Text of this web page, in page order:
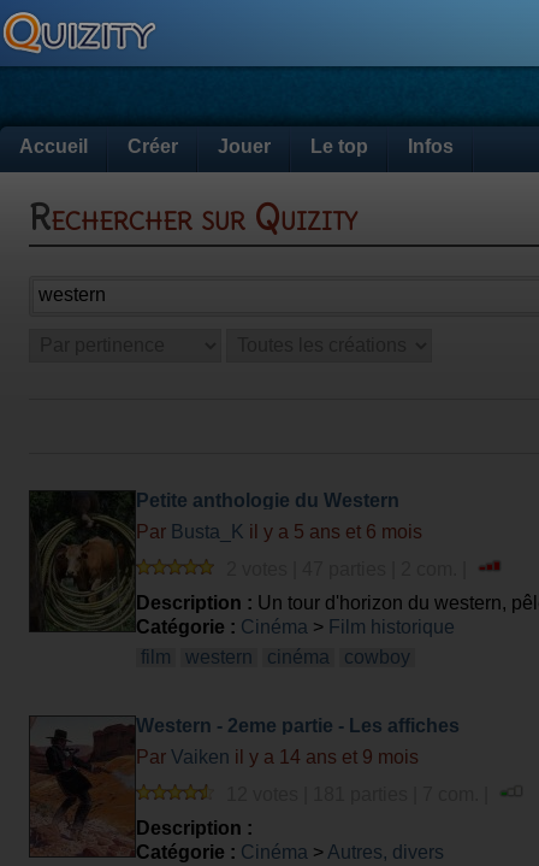
Accueil Créer Jouer Le top Infos
Rechercher sur Quizity
Petite anthologie du Western
Par Busta_K il y a 5 ans et 6 mois
Description : Un tour d'horizon du western,
Catégorie : Cinéma > Film historique
film
western cinéma cowboy
Western - 2eme partie - Les affiches
Par Vaiken il y a 14 ans et 9 mois
Description :
Catégorie : Cinéma > Autres, divers